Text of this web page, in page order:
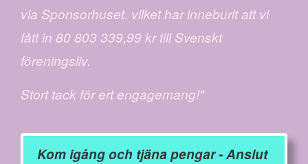
via Sponsorhuset. vilket har inneburit att vi
fått in 80 803 339,99 kr till Svenskt
föreningsliv.
Stort tack för ert engagemang!"
Kom igång och tjäna pengar - Anslut